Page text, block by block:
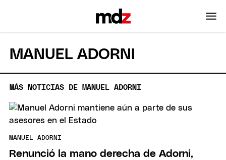
MANUEL ADORNI
MÁS NOTICIAS DE MANUEL ADORNI
MANUEL ADORNI
Renunció la mano derecha de Adorni,